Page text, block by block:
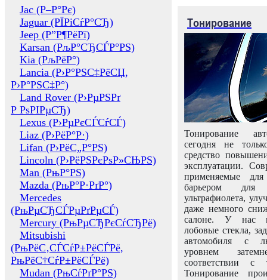
Jac (Р–Р°Рє)
Jaguar (РЇРіСѓР°СЂ)
Jeep (Р”Р¶РёРї)
Karsan (РљР°СЂСЃР°РЅ)
Kia (РљРёР°)
Lancia (Р›Р°РЅС‡РёСЏ,
Р›Р°РЅС‡Р°)
Land Rover (Р›РµРЅРґ
Р РѕРІРµСЂ)
Lexus (Р›РµРєСЃСѓСЃ)
Liaz (Р›РёР°Р·)
Lifan (Р›РёС„Р°РЅ)
Lincoln (Р›РёРЅРєРѕР»СЊРЅ)
Man (РњР°РЅ)
Mazda (РњР°Р·РґР°)
Mercedes
(РњРµСЂСЃРµРґРµСЃ)
Mercury (РњРµСЂРєСѓСЂРё)
Mitsubishi
(РњРёС‚СЃСѓР±РёСЃРё,
РњРёС†СѓР±РёСЃРё)
Mudan (РњСѓРґР°РЅ)
Тонирование
Тонирование
сегодня не
средство
эксплуатации.
применяемые
барьером для
ультрафиолета,
даже немного
салоне. У нас
лобовые стекла,
автомобиля с
уровнем
соответствии с
Тонирование